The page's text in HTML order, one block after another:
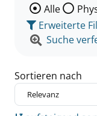
Wählen Sie
Alle
Erweiterte
Suche
Sortieren nach